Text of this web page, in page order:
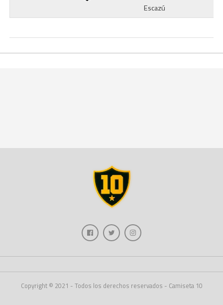
Escazú
Copyright © 2021 - Todos los derechos reservados - Camiseta 10